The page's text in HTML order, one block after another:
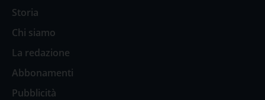
Storia
Chi siamo
La redazione
Abbonamenti
Pubblicità